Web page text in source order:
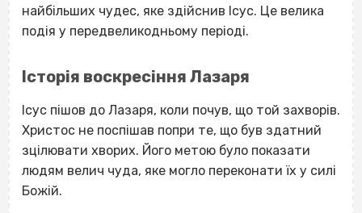
найбільших чудес, яке здійснив Ісус. Це велика
подія у передвеликодньому періоді.
Історія воскресіння Лазаря
Ісус пішов до Лазаря, коли почув, що той захворів.
Христос не поспішав попри те, що був здатний
зцілювати хворих. Його метою було показати
людям велич чуда, яке могло переконати їх у силі
Божій.